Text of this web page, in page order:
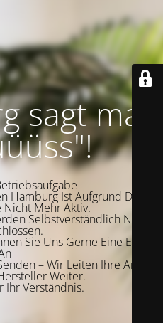
sagt man
Hamburg Ist Aufgrund Der
Nicht Mehr Aktiv.
Selbstverständlich Noch
Sie Uns Gerne Eine E-Mail
– Wir Leiten Ihre Anfrage
Weiter.
Ihr Verständnis.